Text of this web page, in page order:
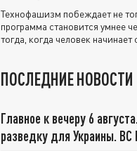
Технофашизм побеждает не
программа становится умнее
тогда, когда человек
ПОСЛЕДНИЕ НОВОСТИ
Главное к вечеру 6
разведку для Украины. ВС